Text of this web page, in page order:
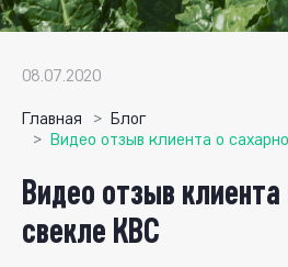
08.07.2020
Главная
Блог
Видео отзыв клиента о
Видео отзыв
свекле КВС